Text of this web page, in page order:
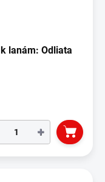
lanám: Odliata
+